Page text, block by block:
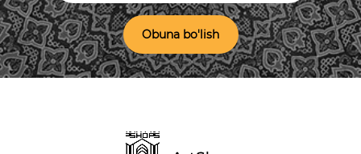
Obuna bo'lish